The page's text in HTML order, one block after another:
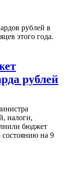
рублей в
этого года.
рублей
налоги,
бюджет
состоянию на 9